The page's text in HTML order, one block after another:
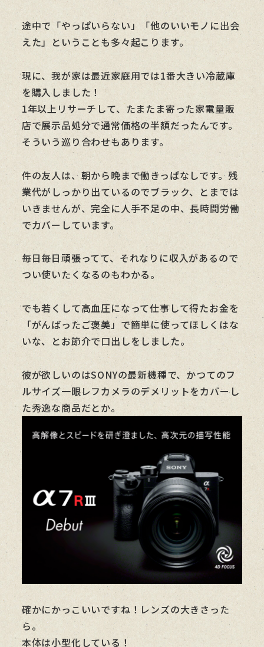
途中で「やっぱいらない」「他のいいモノに出会
えた」ということも多々起こります。
現に、我が家は最近家庭用では1番大きい冷蔵庫
を購入しました！
1年以上リサーチして、たまたま寄った家電量販
店で展示品処分で通常価格の半額だったんです。
そういう巡り合わせもあります。
件の友人は、朝から晩まで働きっぱなしです。残
業代がしっかり出ているのでブラック、とまでは
いきませんが、完全に人手不足の中、長時間労働
でカバーしています。
毎日毎日頑張ってて、それなりに収入があるので
つい使いたくなるのもわかる。
でも若くして高血圧になって仕事して得たお金を
「がんばったご褒美」で簡単に使ってほしくはな
いな、とお節介で口出しをしました。
彼が欲しいのはSONYの最新機種で、かつてのフ
ルサイズ一眼レフカメラのデメリットをカバーし
た秀逸な商品だとか。
確かにかっこいいですね！レンズの大きさった
ら。
本体は小型化している！